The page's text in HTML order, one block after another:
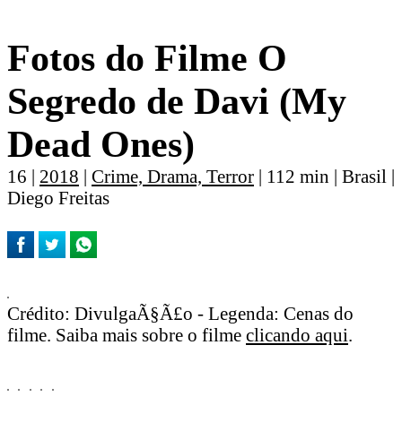
Fotos do Filme O
Segredo de Davi (My
Dead Ones)
16 | 2018 | Crime, Drama, Terror | 112 min | Brasil |
Diego Freitas
Crédito: DivulgaÃ§Ã£o - Legenda: Cenas do
filme. Saiba mais sobre o filme clicando aqui.